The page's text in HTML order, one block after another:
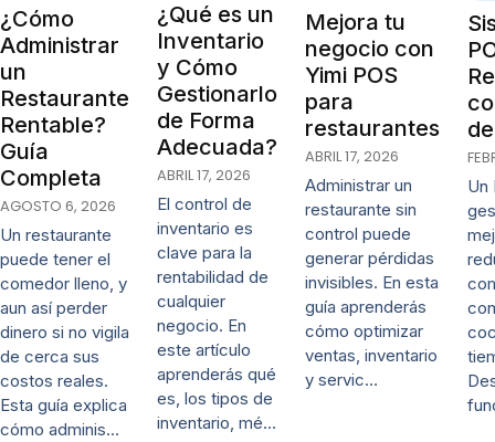
¿Cómo
Administrar
un
Restaurante
Rentable?
Guía
Completa
AGOSTO 6, 2026
Un restaurante
puede tener el
comedor lleno, y
aun así perder
dinero si no vigila
de cerca sus
costos reales.
Esta guía explica
cómo adminis…
¿Qué es un
Inventario
y Cómo
Gestionarlo
de Forma
Adecuada?
ABRIL 17, 2026
El control de
inventario es
clave para la
rentabilidad de
cualquier
negocio. En
este artículo
aprenderás qué
es, los tipos de
inventario, mé…
Mejora tu
negocio con
Yimi POS
para
restaurantes
ABRIL 17, 2026
Administrar un
restaurante sin
control puede
generar pérdidas
invisibles. En esta
guía aprenderás
cómo optimizar
ventas, inventario
y servic…
Un